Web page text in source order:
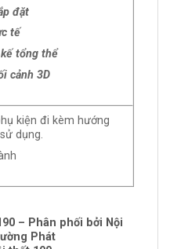
đặt
tế
tổng thể
cảnh 3D
kiện đi kèm hướng
dụng.
– Phân phối bởi Nội
Phát